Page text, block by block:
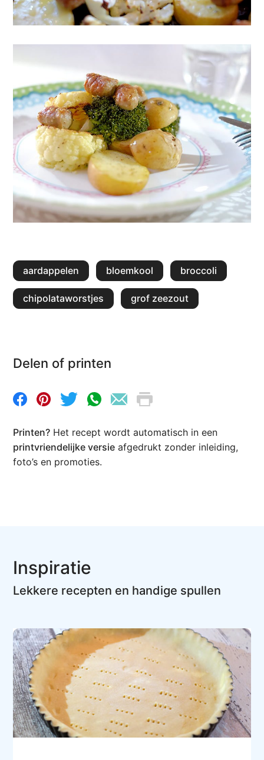
aardappelen bloemkool broccoli
chipolataworstjes grof zeezout
Delen of printen
Printen? Het recept wordt automatisch in een
printvriendelijke versie afgedrukt zonder inleiding,
foto’s en promoties.
Inspiratie
Lekkere recepten en handige spullen